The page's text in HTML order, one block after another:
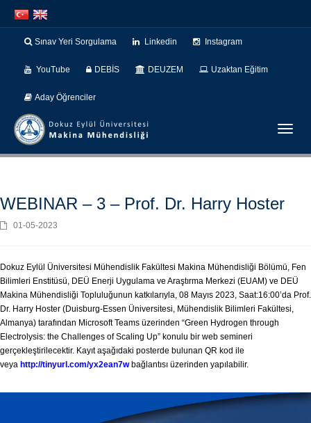
atla
atla
Sınav Yeri Sorgulama Linkedin Instagram
YouTube DEBİS DEUZEM Uzaktan Eğitim
Aday Öğrenciler
WEBINAR – 3 – Prof. Dr. Harry Hoster
01-05-2023
Dokuz Eylül Üniversitesi Mühendislik Fakültesi Makina Mühendisliği Bölümü, Fen
Bilimleri Enstitüsü, DEÜ Enerji Uygulama ve Araştırma Merkezi (EUAM) ve DEÜ
Makina Mühendisliği Topluluğunun katkılarıyla, 08 Mayıs 2023, Saat:16:00’da Prof.
Dr. Harry Hoster (Duisburg-Essen Üniversitesi, Mühendislik Bilimleri Fakültesi,
Almanya) tarafından Microsoft Teams üzerinden “Green Hydrogen through
Electrolysis: the Challenges of Scaling Up” konulu bir web semineri
gerçekleştirilecektir. Kayıt aşağıdaki posterde bulunan QR kod ile
veya http://tinyurl.com/yx2ean7wbağlantısı üzerinden yapılabilir.